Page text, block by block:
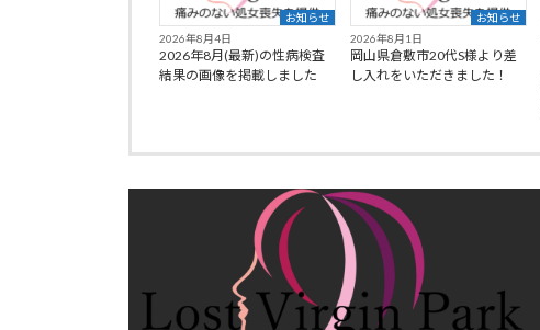
お知らせ
2026年8月4日
2026年8月(最新)の性病検査
結果の画像を掲載しました
お知らせ
2026年8月1日
岡山県倉敷市20代S様より差
し入れをいただきました！